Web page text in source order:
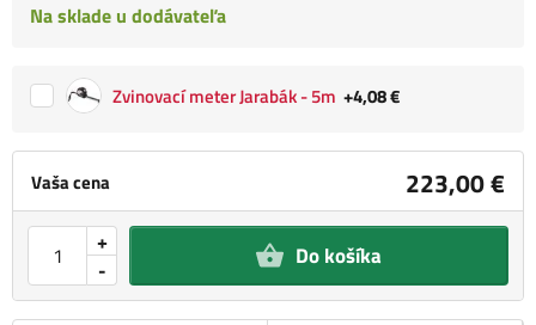
Vaša cena 223,00 €
-
+ Do košíka
Na sklade u dodávateľa
Zvinovací meter Jarabák - 5m +4,08 €